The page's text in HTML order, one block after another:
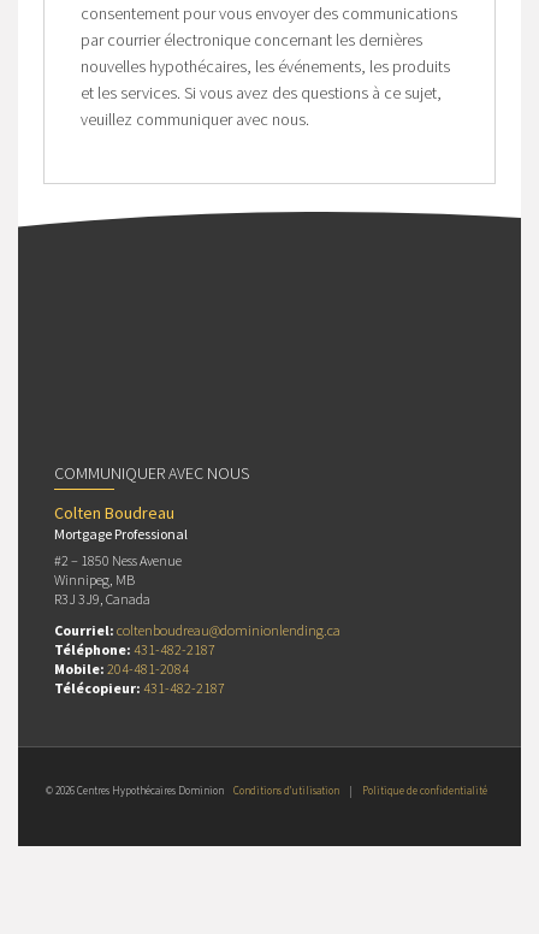
consentement pour vous envoyer des communications
par courrier électronique concernant les dernières
nouvelles hypothécaires, les événements, les produits
et les services. Si vous avez des questions à ce sujet,
veuillez communiquer avec nous.
COMMUNIQUER AVEC NOUS
Colten Boudreau
Mortgage Professional
#2 – 1850 Ness Avenue
Winnipeg, MB
R3J 3J9, Canada
Courriel: coltenboudreau@dominionlending.ca
Téléphone: 431-482-2187
Mobile: 204-481-2084
Télécopieur: 431-482-2187
© 2026 Centres Hypothécaires Dominion Conditions d’utilisation | Politique de confidentialité